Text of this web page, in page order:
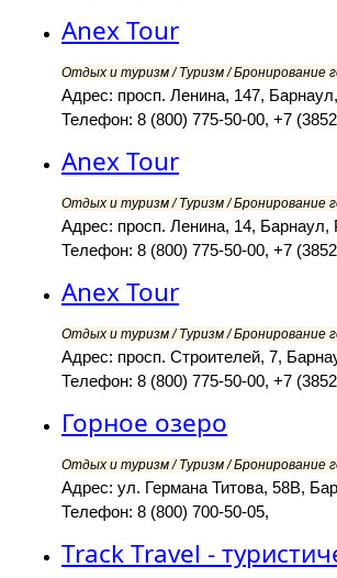
Anex Tour
Отдых и туризм / Туризм / Бронирование
Адрес: просп. Ленина, 147,
Телефон: 8 (800) 775-50-00, +7
Anex Tour
Отдых и туризм / Туризм / Бронирование
Адрес: просп. Ленина, 14, Барнаул,
Телефон: 8 (800) 775-50-00, +7
Anex Tour
Отдых и туризм / Туризм / Бронирование
Адрес: просп. Строителей, 7,
Телефон: 8 (800) 775-50-00, +7
Горное озеро
Отдых и туризм / Туризм / Бронирование
Адрес: ул. Германа Титова, 58В,
Телефон: 8 (800) 700-50-05,
Track Travel -